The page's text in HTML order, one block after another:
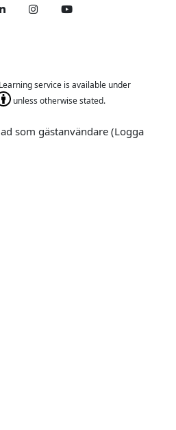
LinkedIn Twitter
service is available under
unless otherwise stated.
som gästanvändare (Logga